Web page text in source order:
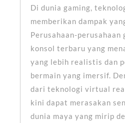
Di dunia gaming,
memberikan dampak
Perusahaan-
konsol terbaru yang
yang lebih realistis dan
bermain yang imersif.
dari teknologi virtual
kini dapat merasakan
dunia maya yang mirip